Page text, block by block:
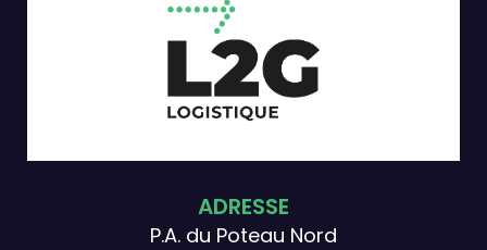
ADRESSE
P.A. du Poteau Nord